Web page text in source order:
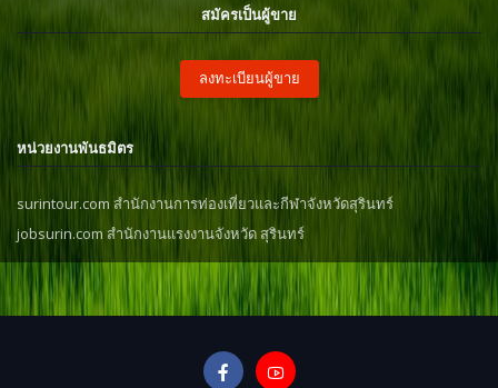
สมัครเป็นผู้ขาย
ลงทะเบียนผู้ขาย
หน่วยงานพันธมิตร
surintour.com สำนักงานการท่องเที่ยวและกีฬาจังหวัดสุรินทร์
jobsurin.com สำนักงานแรงงานจังหวัด สุรินทร์